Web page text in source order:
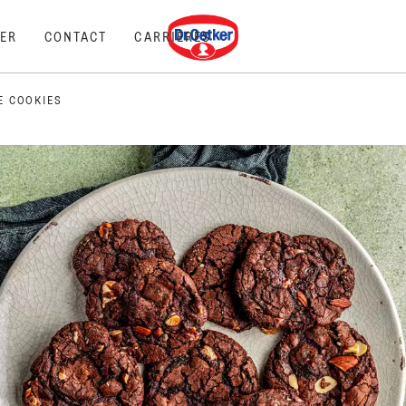
CONTACT CARRIÈRES
Dr. Oetker
COOKIES